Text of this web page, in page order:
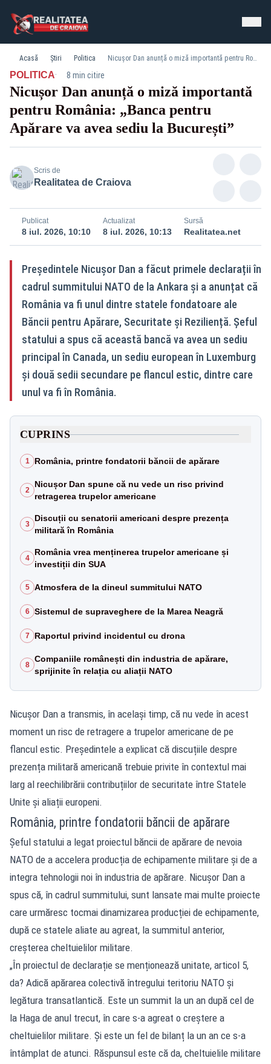
Acasă Știri Politica Nicușor Dan anunță o miză importantă pentru România: „Banca pentru Apărare va avea sediu la București”
POLITICA· 8 min citire
Nicușor Dan anunță o miză importantă
pentru România: „Banca pentru
Apărare va avea sediu la București”
Scris de
Realitatea de Craiova
Publicat
8 iul. 2026, 10:10
Actualizat
8 iul. 2026, 10:13
Sursă
Realitatea.net
Președintele Nicușor Dan a făcut primele declarații în
cadrul summitului NATO de la Ankara și a anunțat că
România va fi unul dintre statele fondatoare ale
Băncii pentru Apărare, Securitate și Reziliență. Șeful
statului a spus că această bancă va avea un sediu
principal în Canada, un sediu european în Luxemburg
și două sedii secundare pe flancul estic, dintre care
unul va fi în România.
CUPRINS
1 România, printre fondatorii băncii de apărare
2
Nicușor Dan spune că nu vede un risc privind
retragerea trupelor americane
3
Discuții cu senatorii americani despre prezența
militară în România
4
România vrea menținerea trupelor americane și
investiții din SUA
5 Atmosfera de la dineul summitului NATO
6 Sistemul de supraveghere de la Marea Neagră
7 Raportul privind incidentul cu drona
8
Companiile românești din industria de apărare,
sprijinite în relația cu aliații NATO
Nicușor Dan a transmis, în același timp, că nu vede în acest
moment un risc de retragere a trupelor americane de pe
flancul estic. Președintele a explicat că discuțiile despre
prezența militară americană trebuie privite în contextul mai
larg al reechilibrării contribuțiilor de securitate între Statele
Unite și aliații europeni.
România, printre fondatorii băncii de apărare
Șeful statului a legat proiectul băncii de apărare de nevoia
NATO de a accelera producția de echipamente militare și de a
integra tehnologii noi în industria de apărare. Nicușor Dan a
spus că, în cadrul summitului, sunt lansate mai multe proiecte
care urmăresc tocmai dinamizarea producției de echipamente,
după ce statele aliate au agreat, la summitul anterior,
creșterea cheltuielilor militare.
„În proiectul de declarație se menționează unitate, articol 5,
da? Adică apărarea colectivă întregului teritoriu NATO și
legătura transatlantică. Este un summit la un an după cel de
la Haga de anul trecut, în care s-a agreat o creștere a
cheltuielilor militare. Și este un fel de bilanț la un an ce s-a
întâmplat de atunci. Răspunsul este că da, cheltuielile militare